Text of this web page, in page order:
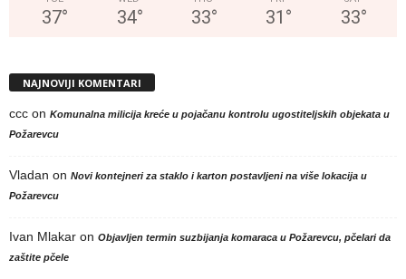
37° 34° 33° 31 ° 33°
NAJNOVIJI KOMENTARI
ccc on Komunalna milicija kreće u pojačanu kontrolu ugostiteljskih objekata u
Požarevcu
Vladan on Novi kontejneri za staklo i karton postavljeni na više lokacija u
Požarevcu
Ivan Mlakar on Objavljen termin suzbijanja komaraca u Požarevcu, pčelari da
zaštite pčele